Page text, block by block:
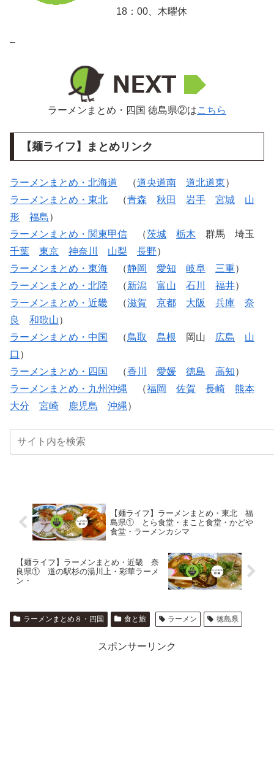
18：00、木曜休
–
ラーメンまとめ・四国 徳島県②はこちら
【麺ライフ】まとめリンク
ラーメンまとめ・北海道 （道央道南 道北道東）
ラーメンまとめ・東北 （青森 秋田 岩手 宮城
山
形
福島）
ラーメンまとめ・関東甲信 （茨城 栃木 群馬 埼玉
千葉
東京 神奈川 山梨 長野）
ラーメンまとめ・東海 （静岡 愛知 岐阜 三重）
ラーメンまとめ・北陸 （新潟 富山 石川 福井）
ラーメンまとめ・近畿 （滋賀 京都 大阪 兵庫
奈
良
和歌山）
ラーメンまとめ・中国
（鳥取 島根 岡山 広島
山
口 ）
ラーメンまとめ・四国
（香川 愛媛 徳島 高知）
ラーメンまとめ・九州沖縄 （福岡 佐賀 長崎
熊本
大分
宮崎 鹿児島 沖縄）
【麺ライフ】ラーメンまとめ・東北 福
島県① とら食堂・まこと食堂・かどや
食堂・ラーメンカシマ
【麺ライフ】ラーメンまとめ・近畿 奈
良県① 道の駅杉の湯川上・彩華ラーメ
ン・
ラーメンまとめ８・四国 食と旅 ラーメン 徳島県
スポンサーリンク